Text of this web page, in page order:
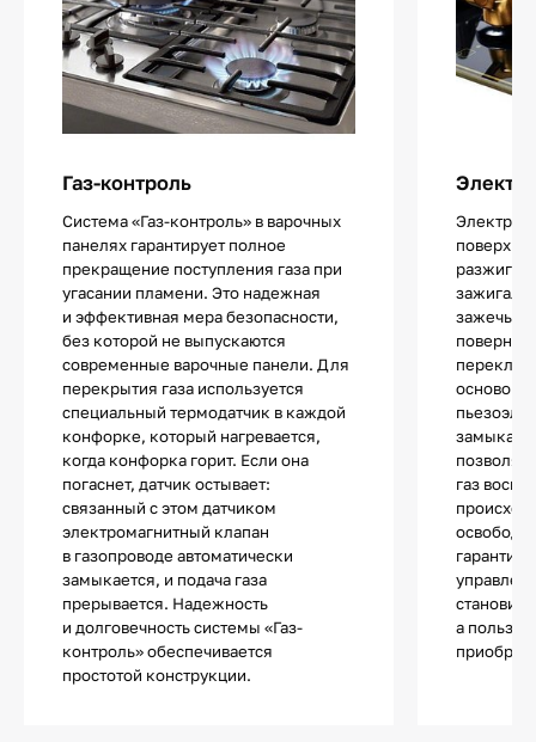
Газ-контроль
Система «Газ-контроль» в варочных
панелях гарантирует полное
прекращение поступления газа при
угасании пламени. Это надежная
и эффективная мера безопасности,
без которой не выпускаются
современные варочные панели. Для
перекрытия газа используется
специальный термодатчик в каждой
конфорке, который нагревается,
когда конфорка горит. Если она
погаснет, датчик остывает:
связанный с этом датчиком
электромагнитный клапан
в газопроводе автоматически
замыкается, и подача газа
прерывается. Надежность
и долговечность системы «Газ-
контроль» обеспечивается
простотой конструкции.
зажечь
повернув
основой
газ
а